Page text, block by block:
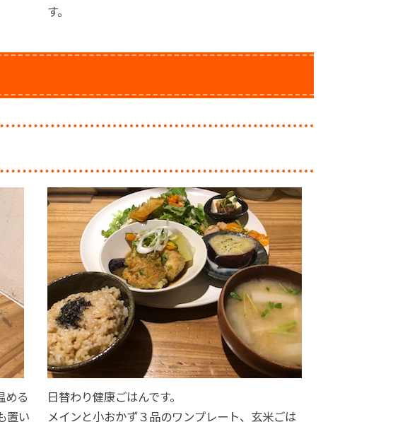
す。
める
置い
日替わり健康ごはんです。
メインと小おかず３品のワンプレート、玄米ごは